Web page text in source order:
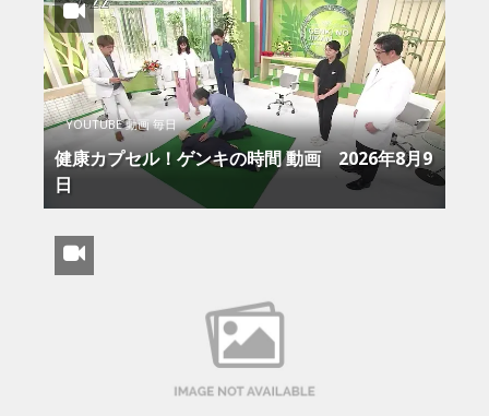
YOUTUBE 動画 毎日
健康カプセル！ゲンキの時間 動画 2026年8月9
日